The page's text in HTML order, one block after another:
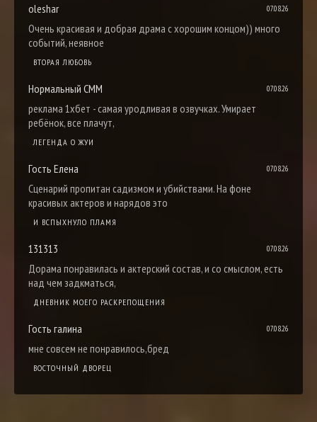
oleshar 07.08.26
Очень красивая и добрая драма с хорошим концом)) много
событий, неявное
ВТОРАЯ ЛЮБОВЬ
Нормальный СММ 07.08.26
реклама 1хбет - самая уродливая в озвучках. Умирает
ребёнок, все плачут,
ЛЕГЕНДА О ЖУИ
Гость Елена 07.08.26
Сценарий пропитан садизмом и убийствами. На фоне
красивых актеров и нарядов это
И ВСПЫХНУЛО ПЛАМЯ
131313 07.08.26
Дорама понравилась и актерский состав, и со смыслом, есть
над чем задкматься,
ДНЕВНИК МОЕГО РАСКРЕПОЩЕНИЯ
Гость галина 07.08.26
мне совсем не понравилось,бред
ВОСТОЧНЫЙ ДВОРЕЦ